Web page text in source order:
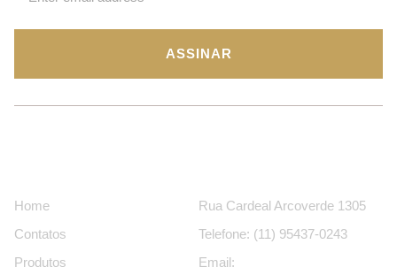
ASSINAR
Home
Contatos
Produtos
Rua Cardeal Arcoverde 1305
Telefone: (11) 95437-0243
Email: